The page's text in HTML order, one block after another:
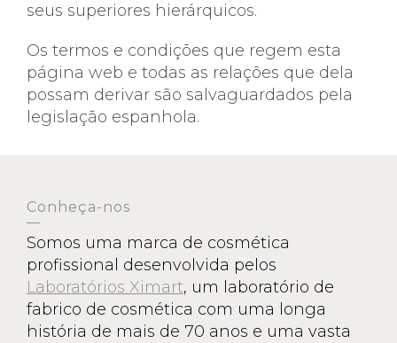
seus superiores hierárquicos.
Os termos e condições que regem esta
página web e todas as relações que dela
possam derivar são salvaguardados pela
legislação espanhola.
Conheça-nos
Somos uma marca de cosmética
profissional desenvolvida pelos
Laboratórios Ximart, um laboratório de
fabrico de cosmética com uma longa
história de mais de 70 anos e uma vasta